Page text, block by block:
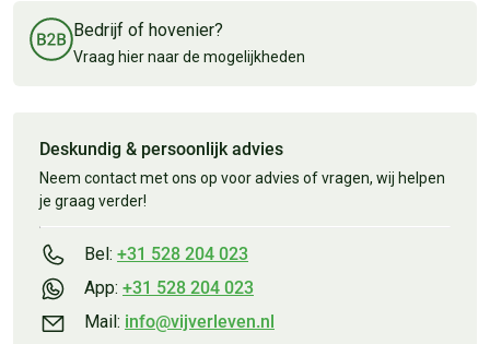
Bedrijf of hovenier?
Vraag hier naar de mogelijkheden
Deskundig & persoonlijk advies
Neem contact met ons op voor advies of vragen, wij helpen
je graag verder!
Bel: +31 528 204 023
App: +31 528 204 023
Mail: info@vijverleven.nl